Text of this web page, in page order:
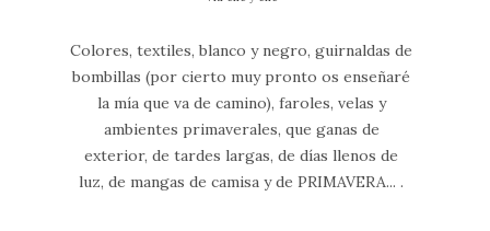
Colores, textiles, blanco y negro, guirnaldas de
bombillas (por cierto muy pronto os enseñaré
la mía que va de camino), faroles, velas y
ambientes primaverales, que ganas de
exterior, de tardes largas, de días llenos de
luz, de mangas de camisa y de PRIMAVERA... .